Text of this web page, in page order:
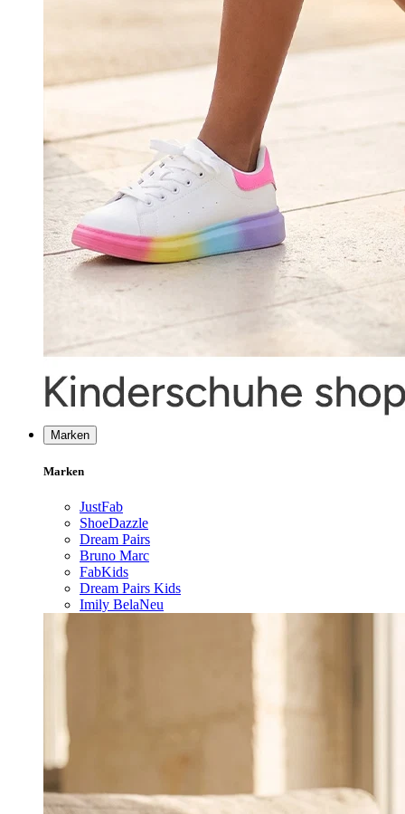
Marken
Marken
JustFab
ShoeDazzle
Dream Pairs
Bruno Marc
FabKids
Dream Pairs Kids
Imily BelaNeu